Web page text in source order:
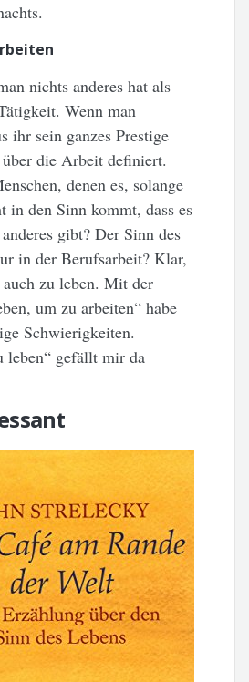
nichts anderes hat als
Wenn man
ihr sein ganzes Prestige
die Arbeit definiert.
denen es, solange
in den Sinn kommt, dass es
gibt? Der Sinn des
in der Berufsarbeit? Klar,
zu leben. Mit der
um zu arbeiten“ habe
Schwierigkeiten.
leben“ gefällt mir da